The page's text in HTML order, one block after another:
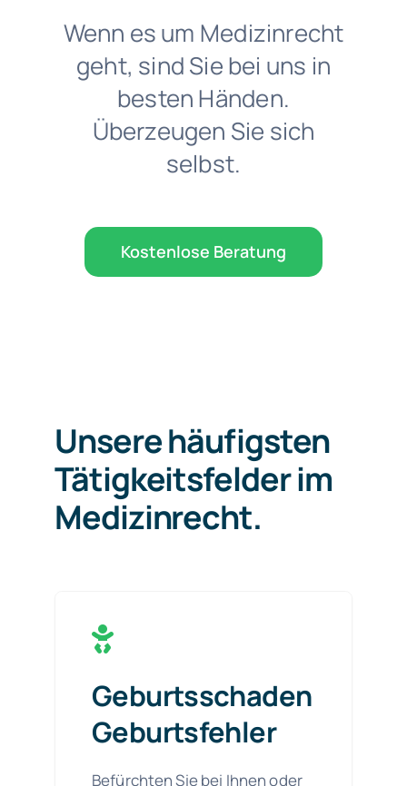
Wenn es um Medizinrecht
geht, sind Sie bei uns in
besten Händen.
Überzeugen Sie sich
selbst.
Kostenlose Beratung
Unsere häufigsten
Tätigkeitsfelder im
Medizinrecht.
Geburtsschaden
Geburtsfehler
Befürchten Sie bei Ihnen oder